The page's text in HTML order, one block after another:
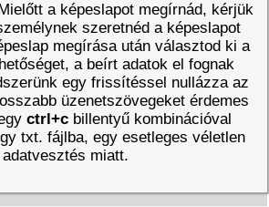
Mielőtt a képeslapot megírnád, kérjük
szeretnéd a képeslapot
megírása után választod ki a
a beírt adatok el fognak
egy frissítéssel nullázza az
üzenetszövegeket érdemes
ctrl+c billentyű kombinációval
txt. fájlba, egy esetleges véletlen
adatvesztés miatt.